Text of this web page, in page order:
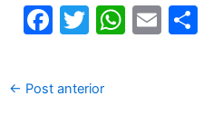
F
c
e
T
itt
er
W E
← Post anterior